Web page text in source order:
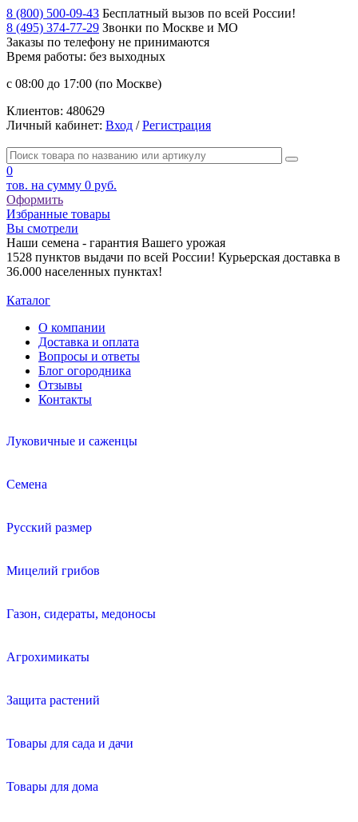
8 (800) 500-09-43 Бесплатный вызов по всей России!
8 (495) 374-77-29 Звонки по Москве и МО
Заказы по телефону не принимаются
Время работы: без выходных
с 08:00 до 17:00 (по Москве)
Клиентов: 480629
Личный кабинет: Вход /Регистрация
0
тов. на сумму 0 руб.
Оформить
Избранные товары
Вы смотрели
Наши семена - гарантия Вашего урожая
1528 пунктов выдачи по всей России! Курьерская доставка в
36.000 населенных пунктах!
Каталог
О компании
Доставка и оплата
Вопросы и ответы
Блог огородника
Отзывы
Контакты
Луковичные и саженцы
Семена
Русский размер
Мицелий грибов
Газон, сидераты, медоносы
Агрохимикаты
Защита растений
Товары для сада и дачи
Товары для дома